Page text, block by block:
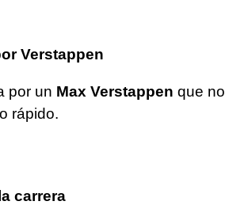
Verstappen
por un Max Verstappen que no
rápido.
carrera